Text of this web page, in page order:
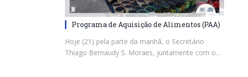
Programa de Aquisição de Alimentos (PAA)
Hoje (21) pela parte da manhã, o Secretário
Thiago Bernaudy S. Moraes, juntamente com o…